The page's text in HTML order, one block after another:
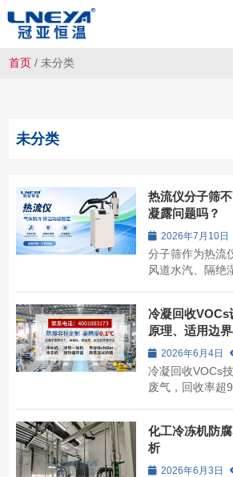
首页 / 未分类
未分类
热流仪分子筛
凝露问题吗？
2026年7月10日
分子筛作为热流
风道水汽、隔绝
筛高温再生，肉
判定除湿状态正
冷凝回收VOCs
原理、适用边
2026年6月4日
冷凝回收VOCs
废气，回收率超
化工冷冻机防
析
2026年6月3日